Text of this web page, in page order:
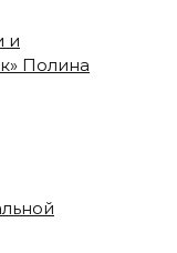
и
Полина